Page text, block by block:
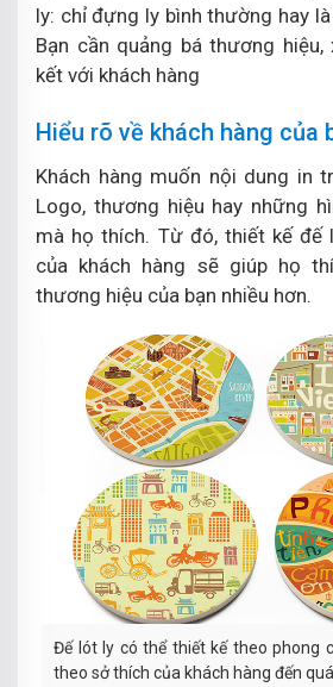
ly: chỉ đựng ly bình thường hay
Bạn cần quảng bá thương
kết với khách hàng
Hiểu rõ về khách hàng của
Khách hàng muốn nội dung in
Logo, thương hiệu hay những
mà họ thích. Từ đó, thiết kế đế
của khách hàng sẽ giúp họ
thương hiệu của bạn nhiều hơn.
Đế lót ly có thể thiết kế theo phong
theo sở thích của khách hàng đến